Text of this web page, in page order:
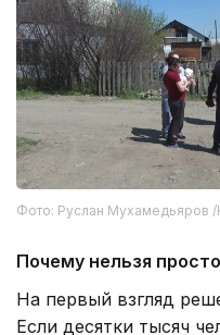
Фото: Руслан Мухамедьяров /
Почему нельзя
На первый взгляд
Если десятки тысяч